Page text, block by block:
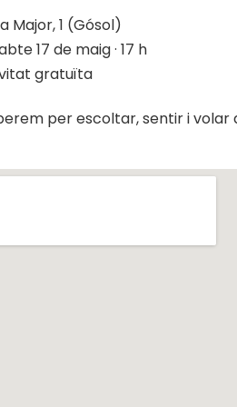
Major, 1 (Gósol)
17 de maig · 17 h
gratuïta
per escoltar, sentir i volar